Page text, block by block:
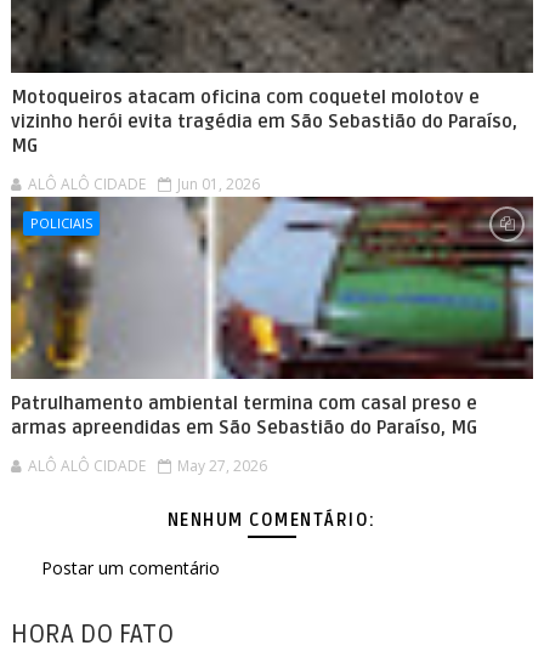
Motoqueiros atacam oficina com coquetel molotov e
vizinho herói evita tragédia em São Sebastião do Paraíso,
MG
ALÔ ALÔ CIDADE Jun 01, 2026
POLICIAIS
Patrulhamento ambiental termina com casal preso e
armas apreendidas em São Sebastião do Paraíso, MG
ALÔ ALÔ CIDADE May 27, 2026
NENHUM COMENTÁRIO:
Postar um comentário
HORA DO FATO